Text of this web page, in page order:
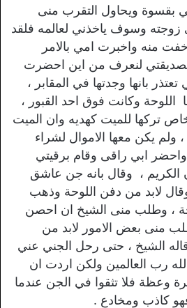
بقسوة ويحاول التقرب منى
زوجته وسوف ياخذني لعالمه فلقد
منه واخبرت امي بالامر
بصديقتي لنعرف من اين احضرت
بانها وجدتها في المقابر ،
اللوحة وكانت فوق احد القبور ،
تركها للميت كهديه وان الميت
، ولم يكن معها الاموال لشراء
واحضر ابي راقى وقام برقيتي
الكريم ، وقال بانه جن عاشق
لابد من دفن اللوحة وذهب
، وطلب منى الشيخ ان احصن
منى بعض الامور لابد من
الشيخ ، حتى رحل الجني عني
رب العالمين ولكن اردت ان
وعظة فلا تثقوا في الجن عندما
كاذب ومخادع .